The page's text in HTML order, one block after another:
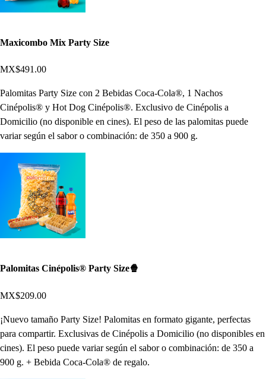
Maxicombo Mix Party Size
MX$491.00
Palomitas Party Size con 2 Bebidas Coca-Cola®, 1 Nachos
Cinépolis® y Hot Dog Cinépolis®. Exclusivo de Cinépolis a
Domicilio (no disponible en cines). El peso de las palomitas puede
variar según el sabor o combinación: de 350 a 900 g.
Palomitas Cinépolis® Party Size🍿
MX$209.00
¡Nuevo tamaño Party Size! Palomitas en formato gigante, perfectas
para compartir. Exclusivas de Cinépolis a Domicilio (no disponibles en
cines). El peso puede variar según el sabor o combinación: de 350 a
900 g. + Bebida Coca-Cola® de regalo.